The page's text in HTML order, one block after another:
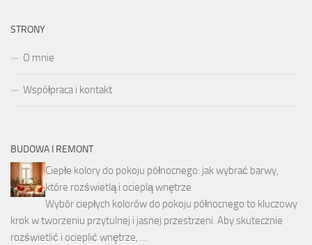
STRONY
O mnie
Współpraca i kontakt
BUDOWA I REMONT
Ciepłe kolory do pokoju północnego: jak wybrać barwy,
które rozświetlą i ocieplą wnętrze
Wybór ciepłych kolorów do pokoju północnego to kluczowy
krok w tworzeniu przytulnej i jasnej przestrzeni. Aby skutecznie
rozświetlić i ocieplić wnętrze, …